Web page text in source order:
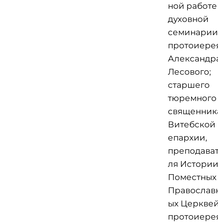
ной работе
духовной
семинарии
Лесового;
старшего
тюремного
Витебской
епархии,
ля Истории
Поместных
ых